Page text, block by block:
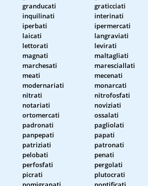
granducati
graticciati
inquilinati
interinati
iperbati
ipermercati
laicati
langraviati
lettorati
levirati
magnati
maltagliati
marchesati
maresciallati
meati
mecenati
modernariati
monarcati
nitrati
nitrofosfati
notariati
noviziati
ortomercati
ossalati
padronati
pagliolati
panpepati
papati
patriziati
patronati
pelobati
penati
perfosfati
pergolati
picrati
plutocrati